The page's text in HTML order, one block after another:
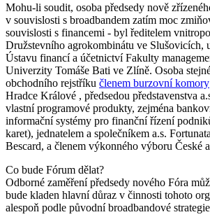
Mohu-li soudit, osoba předsedy nově
v souvislosti s broadbandem zatím moc
souvislosti s financemi - byl ředitelem
Družstevního agrokombinátu ve Slušovicích,
Ústavu financí a účetnictví Fakulty
Univerzity Tomáše Bati ve Zlíně. Osoba
obchodního rejstříku členem burzovní komory
Hradce Králové , předsedou představenstva
vlastní programové produkty, zejména
informační systémy pro finanční řízení
karet), jednatelem a společníkem a.s.
Bescard, a členem výkonného výboru České
Co bude Fórum dělat?
Odborné zaměření předsedy nového Fóra
bude kladen hlavní důraz v činnosti tohoto
alespoň podle původní broadbandové